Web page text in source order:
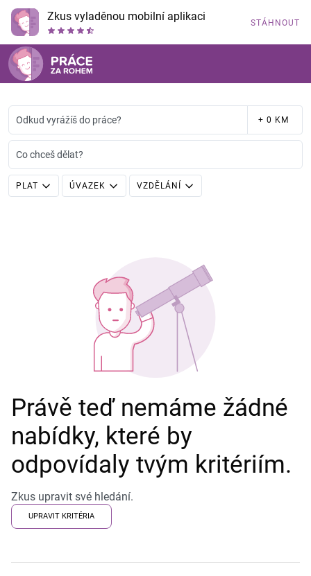
Zkus vyladěnou mobilní aplikaci STÁHNOUT
Odkud vyrážíš do práce? + 0 KM
Co chceš dělat?
PLAT ÚVAZEK VZDĚLÁNÍ
Právě teď nemáme žádné
nabídky, které by
odpovídaly tvým kritériím.
Zkus upravit své hledání.
UPRAVIT KRITÉRIA